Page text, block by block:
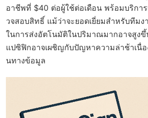
อาชีพที่ $40 ต่อผู้ใช้ต่อเดือน พร้อมบริกา
วจสอบสิทธิ์ แม้ว่าจะยอดเยี่ยมสำหรับทีม
ในการส่งอัตโนมัติในปริมาณมากอาจสูงขึ้
แปซิฟิกอาจเผชิญกับปัญหาความล่าช้าเนื่อ
นทางข้อมูล